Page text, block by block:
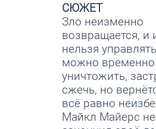
СЮЖЕТ
Зло неизменно
возвращается, и
нельзя
можно временно
уничтожить,
сжечь, но
всё равно
Майкл Майерс не